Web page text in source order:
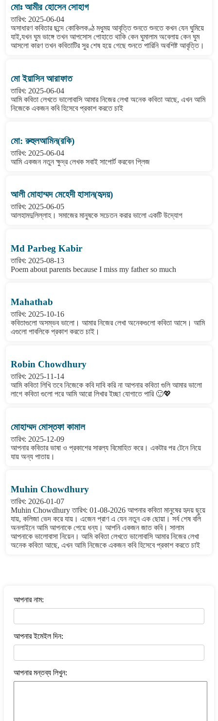
মোঃ আমীর হোসেন সোহাগ
তারিখ: 2025-06-04
অসাধারণ কবিতার ছন্দে কোকিলকণ্ঠ মধুময় আবৃত্তি শুনতে শুনতে কখন যেন ঘুমিয়ে
যাই,যখন ঘুম ভাঙ্গে তখন আপসোস পোহাতে থাকি কেন ঘুমালাম অবেলায় কেন ঘুম
আসলো কারণ তখন কবিতাটির সুর শেষ হয়ে গেছে শুনতে পারিনি অবশিষ্ট আবৃত্তি।
মো ইয়াসিন আরাফাত
তারিখ: 2025-06-04
আমি কবিতা লেখতে ভালোবাসি আমার নিজের লেখা অনেক কবিতা আছে, এখন আমি
নিজেকে একজন কবি হিসেবে প্রকাশ করতে চাই
মো: রুহুলআমিন(রকি)
তারিখ: 2025-06-04
আমি একজন নতুন ক্ষুদ্র লেখক সবাই সাপোর্ট করবেন প্লিজ
আলী মোহাম্মদ মেহেদী হাসান(হৃদয়)
তারিখ: 2025-06-05
আলহামদুলিল্লাহ। সমাজের মানুষকে সচেতন করার ভালো একটি উদ্যোগ
Md Parbeg Kabir
তারিখ: 2025-08-13
Poem about parents because I miss my father so much
Mahathab
তারিখ: 2025-10-16
কবিতাগুলো অসম্ভব ভালো। আমার নিজের লেখা অনেকগুলো কবিতা আসে। আমি
এগুলো পাবলিকে প্রকাশ করতে চাই।
Robin Chowdhury
তারিখ: 2025-11-14
আমি কবিতা লিখি তবে নিজেকে কবি দাবি করি না আপনার কবিতা গুলি আমার ভালো
লাগে কবিতা গুলো পরে আমি আরো লিখার ইচ্ছা যোগাতে পারি 🙂💖
মোহাম্মদ মোস্তফা কামাল
তারিখ: 2025-12-09
আপনার কবিতার ভাষা ও প্রকাশের সারল্য বিমোহিত করে। একটার পর টেনে নিয়ে
যায় অন্য পাতায়।
Muhin Chowdhury
তারিখ: 2026-01-07
Muhin Chowdhury তারিখ: 01-08-2026 আপনার কবিতা মানুষের হৃদয় ছুয়ে
যায়, কলিজা ভেদ করে যায়। এজেন প্রাণ এ যেন নতুন এক ছোয়া। সর্ব শেষ বলি
অনলাইনে আমি আপনাকে পেয়ে ধন্য। আপনি একজন জাত কবি। সালাম
আপনাকে ভালোবাসা নিয়েন। আমি কবিতা লেখতে ভালোবাসি আমার নিজের লেখা
অনেক কবিতা আছে, এখন আমি নিজেকে একজন কবি হিসেবে প্রকাশ করতে চাই
আপনার নাম:
আপনার ইমেইল দিন:
আপনার মন্তব্য লিখুন: